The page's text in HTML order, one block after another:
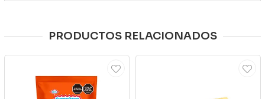
PRODUCTOS RELACIONADOS